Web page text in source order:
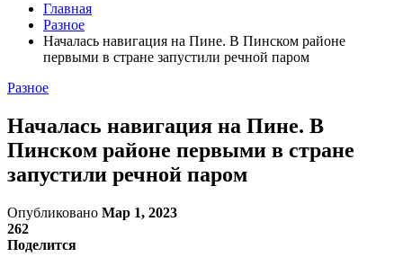
Главная
Разное
Началась навигация на Пине. В Пинском районе
первыми в стране запустили речной паром
Разное
Началась навигация на Пине. В
Пинском районе первыми в стране
запустили речной паром
Опубликовано Мар 1, 2023
262
Поделится